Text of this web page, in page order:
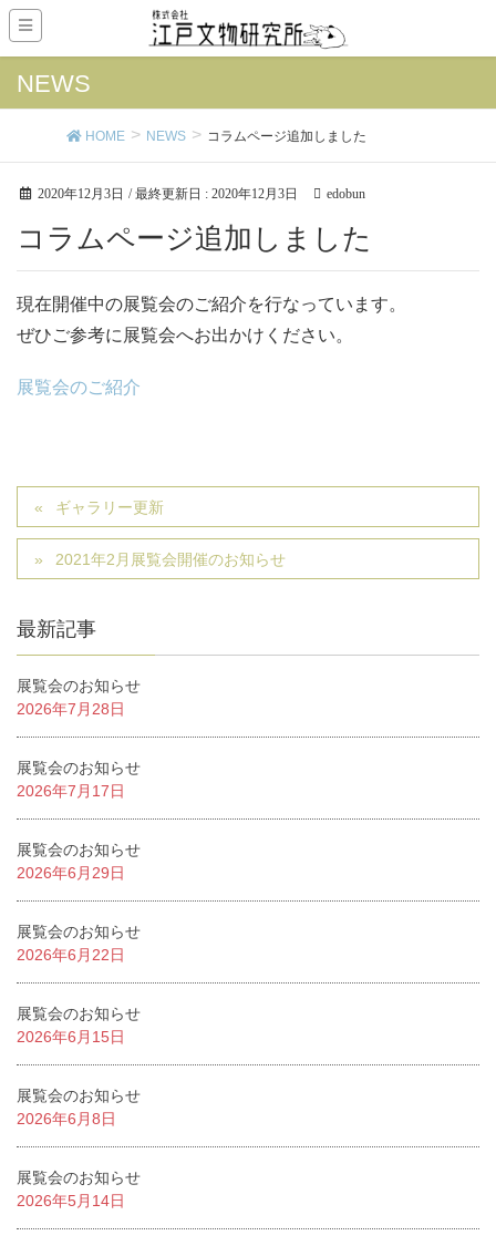
NEWS
HOME NEWS コラムページ追加しました
2020年12月3日 / 最終更新日 : 2020年12月3日 edobun
コラムページ追加しました
現在開催中の展覧会のご紹介を行なっています。
ぜひご参考に展覧会へお出かけください。
展覧会のご紹介
ギャラリー更新
2021年2月展覧会開催のお知らせ
最新記事
展覧会のお知らせ
2026年7月28日
展覧会のお知らせ
2026年7月17日
展覧会のお知らせ
2026年6月29日
展覧会のお知らせ
2026年6月22日
展覧会のお知らせ
2026年6月15日
展覧会のお知らせ
2026年6月8日
展覧会のお知らせ
2026年5月14日